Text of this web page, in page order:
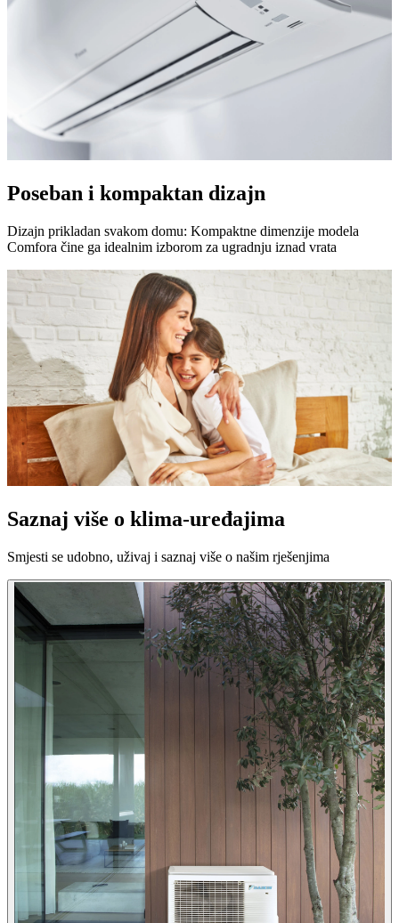
Poseban i kompaktan dizajn
Dizajn prikladan svakom domu: Kompaktne dimenzije modela
Comfora čine ga idealnim izborom za ugradnju iznad vrata
Saznaj više o klima-uređajima
Smjesti se udobno, uživaj i saznaj više o našim rješenjima